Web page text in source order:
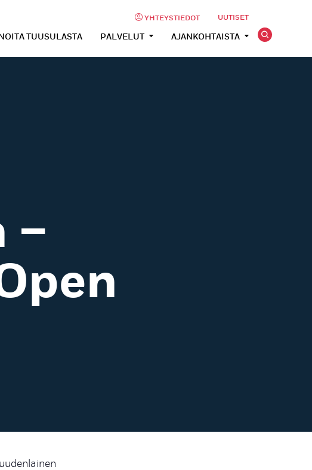
YHTEYSTIEDOT UUTISET
TUUSULASTA PALVELUT AJANKOHTAISTA
–